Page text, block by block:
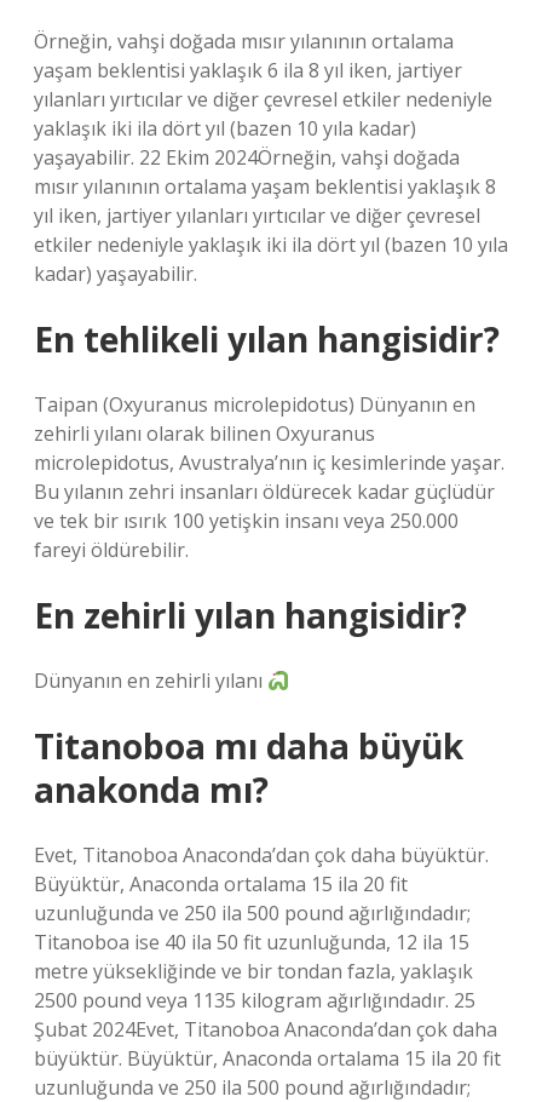
Örneğin, vahşi doğada mısır yılanının ortalama
yaşam beklentisi yaklaşık 6 ila 8 yıl iken, jartiyer
yılanları yırtıcılar ve diğer çevresel etkiler nedeniyle
yaklaşık iki ila dört yıl (bazen 10 yıla kadar)
yaşayabilir. 22 Ekim 2024Örneğin, vahşi doğada
mısır yılanının ortalama yaşam beklentisi yaklaşık 8
yıl iken, jartiyer yılanları yırtıcılar ve diğer çevresel
etkiler nedeniyle yaklaşık iki ila dört yıl (bazen 10 yıla
kadar) yaşayabilir.
En tehlikeli yılan hangisidir?
Taipan (Oxyuranus microlepidotus) Dünyanın en
zehirli yılanı olarak bilinen Oxyuranus
microlepidotus, Avustralya’nın iç kesimlerinde yaşar.
Bu yılanın zehri insanları öldürecek kadar güçlüdür
ve tek bir ısırık 100 yetişkin insanı veya 250.000
fareyi öldürebilir.
En zehirli yılan hangisidir?
Dünyanın en zehirli yılanı
Titanoboa mı daha büyük
anakonda mı?
Evet, Titanoboa Anaconda’dan çok daha büyüktür.
Büyüktür, Anaconda ortalama 15 ila 20 fit
uzunluğunda ve 250 ila 500 pound ağırlığındadır;
Titanoboa ise 40 ila 50 fit uzunluğunda, 12 ila 15
metre yüksekliğinde ve bir tondan fazla, yaklaşık
2500 pound veya 1135 kilogram ağırlığındadır. 25
Şubat 2024Evet, Titanoboa Anaconda’dan çok daha
büyüktür. Büyüktür, Anaconda ortalama 15 ila 20 fit
uzunluğunda ve 250 ila 500 pound ağırlığındadır;